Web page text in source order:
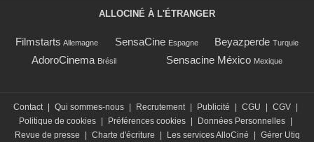
ALLOCINÉ À L'ÉTRANGER
Filmstarts Allemagne SensaCine Espagne Beyazperde Turquie
AdoroCinema Brésil Sensacine México Mexique
Contact Qui sommes-nous Recrutement Publicité CGU CGV
Politique de cookies
Préférences cookies Données Personnelles
Revue de presse
Charte d'écriture Les services AlloCiné Gérer Utiq